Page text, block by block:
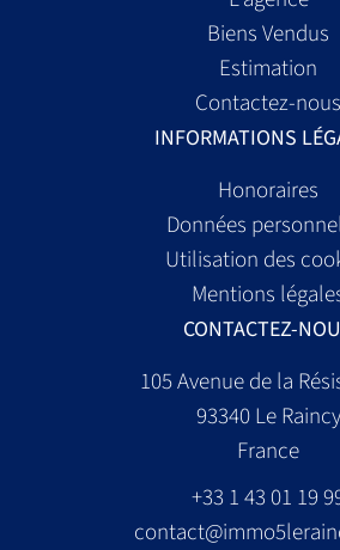
Biens Vendus
Estimation
Contactez-nous
INFORMATIONS
Honoraires
Données
Utilisation des
Mentions
CONTACTEZ-
105 Avenue de la
93340Le Raincy
France
+33 1 43 01 19